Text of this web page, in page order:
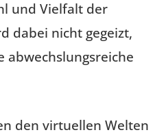
und Vielfalt der
dabei nicht gegeizt,
abwechslungsreiche
den virtuellen Welten